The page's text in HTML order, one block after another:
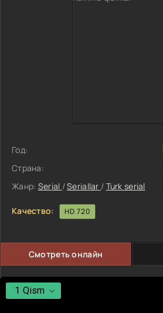
Год:
Страна:
Жанр: Serial /Seriallar / Turk serial
Качество: HD 720
Смотреть онлайн
1 Qism